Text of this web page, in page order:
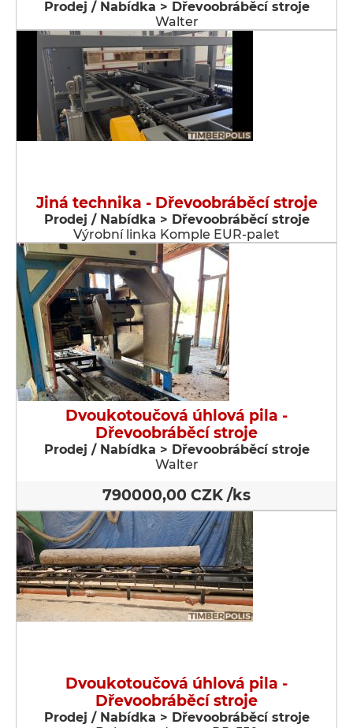
Prodej / Nabídka > Dřevoobráběcí stroje
Walter
Jiná technika - Dřevoobráběcí stroje
Prodej / Nabídka > Dřevoobráběcí stroje
Výrobní linka Komple EUR-palet
Dvoukotoučová úhlová pila -
Dřevoobráběcí stroje
Prodej / Nabídka > Dřevoobráběcí stroje
Walter
790000,00 CZK /ks
Dvoukotoučová úhlová pila -
Dřevoobráběcí stroje
Prodej / Nabídka > Dřevoobráběcí stroje